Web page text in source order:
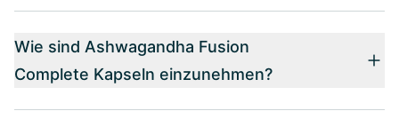
Wie sind Ashwagandha Fusion
Complete Kapseln einzunehmen?